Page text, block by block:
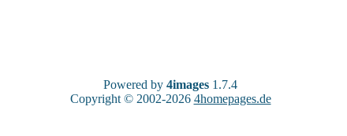
Powered by 4images 1.7.4
Copyright © 2002-2026 4homepages.de